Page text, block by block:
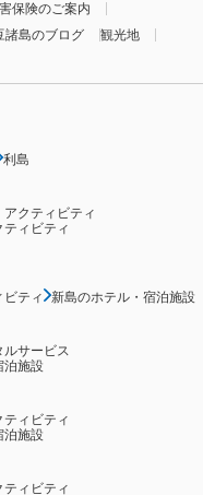
保険のご案内
諸島のブログ
観光地
利島
クティビティ
ィビティ
ティ 新島のホテル・宿泊施設
ルサービス
泊施設
ィビティ
泊施設
ィビティ